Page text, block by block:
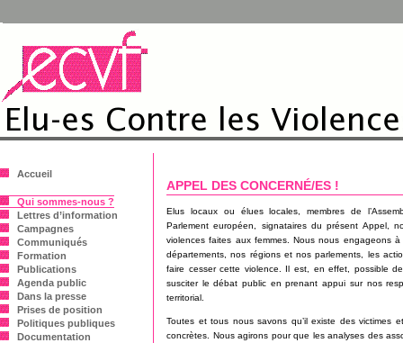
Accueil
Qui sommes-nous ?
Lettres d’information
Campagnes
Communiqués
Formation
Publications
Agenda public
Dans la presse
Prises de position
Politiques publiques
Documentation
APPEL DES CONCERNÉ/ES !
Elus locaux ou élues locales, membres de
Parlement européen, signataires du présent Appel,
violences faites aux femmes. Nous nous engageons
départements, nos régions et nos parlements, les
faire cesser cette violence. Il est, en effet, possible
susciter le débat public en prenant appui sur nos
territorial.
Toutes et tous nous savons qu’il existe des victimes
concrètes. Nous agirons pour que les analyses des